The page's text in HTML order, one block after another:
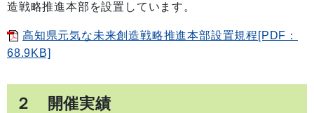
造戦略推進本部を設置しています。
高知県元気な未来創造戦略推進本部設置規程[PDF：
68.9KB]
２ 開催実績